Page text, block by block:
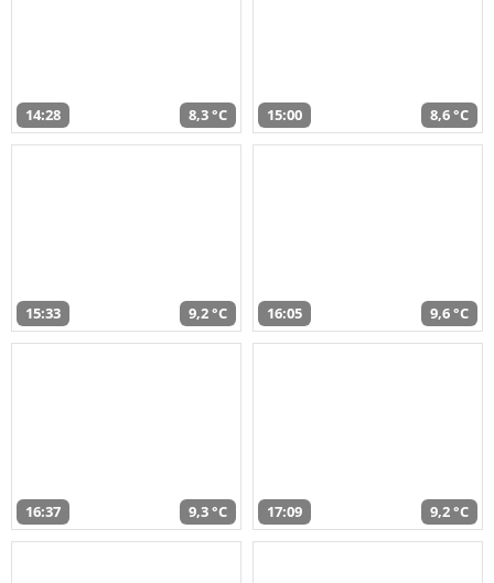
14:28 8,3 °C 15:00 8,6 °C
15:33 9,2 °C 16:05 9,6 °C
16:37 9,3 °C 17:09 9,2 °C